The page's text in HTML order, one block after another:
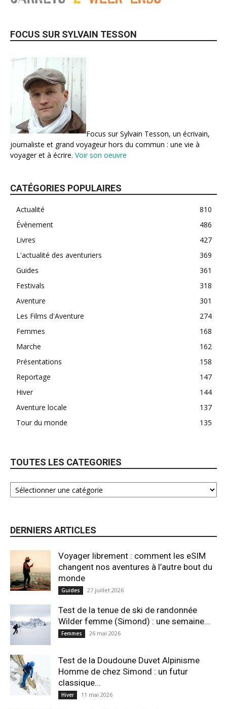
FOCUS SUR SYLVAIN TESSON
Focus sur Sylvain Tesson, un écrivain,
journaliste et grand voyageur hors du commun : une vie à
voyager et à écrire. Voir son oeuvre
CATÉGORIES POPULAIRES
Actualité
810
Évènement
486
Livres
427
L'actualité des aventuriers
369
Guides
361
Festivals
318
Aventure
301
Les Films d'Aventure
274
Femmes
168
Marche
162
Présentations
158
Reportage
147
Hiver
144
Aventure locale
137
Tour du monde
135
TOUTES LES CATEGORIES
DERNIERS ARTICLES
Voyager librement : comment les eSIM
changent nos aventures à l’autre bout du
monde
Guides 27 juillet 2026
Test de la tenue de ski de randonnée
Wilder femme (Simond) : une semaine...
Femmes 26 mai 2026
Test de la Doudoune Duvet Alpinisme
Homme de chez Simond : un futur
classique...
Hiver 11 mai 2026